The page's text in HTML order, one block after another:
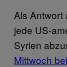
Als Antwort
jede US-
Syrien
Mittwoch